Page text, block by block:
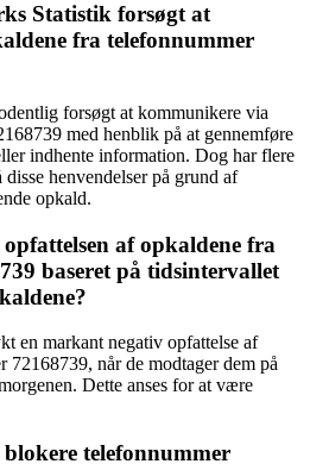
Statistik forsøgt at
fra telefonnummer
forsøgt at kommunikere via
med henblik på at gennemføre
indhente information. Dog har flere
henvendelser på grund af
opkald.
af opkaldene fra
baseret på tidsintervallet
en markant negativ opfattelse af
72168739, når de modtager dem på
Dette anses for at være
telefonnummer